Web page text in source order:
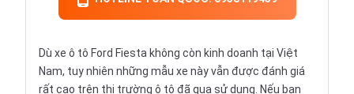
Dù xe ô tô Ford Fiesta không còn kinh doanh tại Việt
Nam, tuy nhiên những mẫu xe này vẫn được đánh giá
rất cao trên thị trường ô tô đã qua sử dụng . Nếu bạn